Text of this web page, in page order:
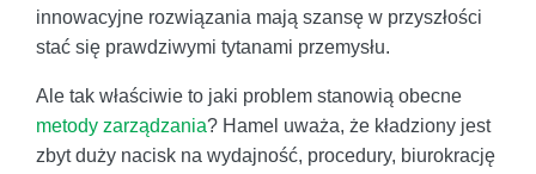
innowacyjne rozwiązania mają szansę w przyszłości
stać się prawdziwymi tytanami przemysłu.
Ale tak właściwie to jaki problem stanowią obecne
metody zarządzania? Hamel uważa, że kładziony jest
zbyt duży nacisk na wydajność, procedury, biurokrację